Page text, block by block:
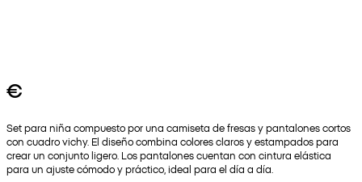
€
Set para niña compuesto por una camiseta de fresas y pantalones cortos
con cuadro vichy. El diseño combina colores claros y estampados para
crear un conjunto ligero. Los pantalones cuentan con cintura elástica
para un ajuste cómodo y práctico, ideal para el día a día.